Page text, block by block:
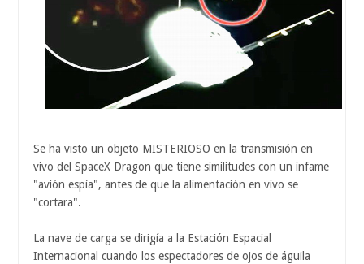
Se ha visto un objeto MISTERIOSO en la transmisión en
vivo del SpaceX Dragon que tiene similitudes con un infame
"avión espía", antes de que la alimentación en vivo se
"cortara".
La nave de carga se dirigía a la Estación Espacial
Internacional cuando los espectadores de ojos de águila